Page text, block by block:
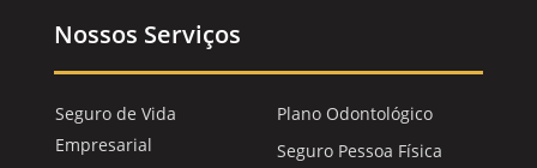
Nossos Serviços
Seguro de Vida
Empresarial
Plano Odontológico
Seguro Pessoa Física